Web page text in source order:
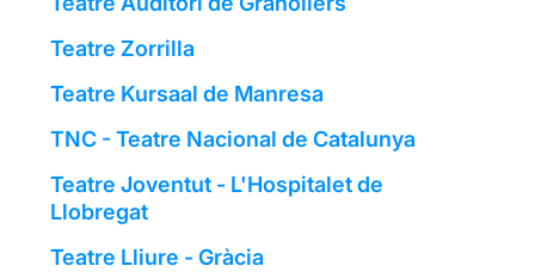
Teatre Zorrilla
Teatre Kursaal de Manresa
TNC - Teatre Nacional de Catalunya
Teatre Joventut - L'Hospitalet de
Llobregat
Teatre Lliure - Gràcia